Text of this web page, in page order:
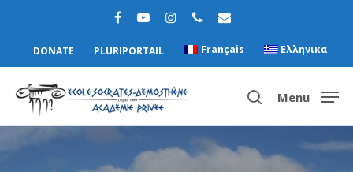
DONATE PLURIPORTAIL Français Ελληνικα
Hit enter to search or ESC to close
Menu